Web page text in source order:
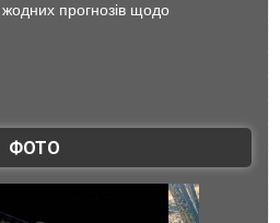
прогнозів щодо
ФОТО